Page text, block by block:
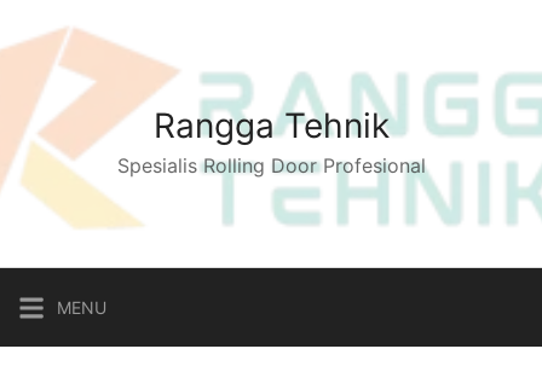
to
content
Rangga Tehnik
Spesialis Rolling Door Profesional
MENU